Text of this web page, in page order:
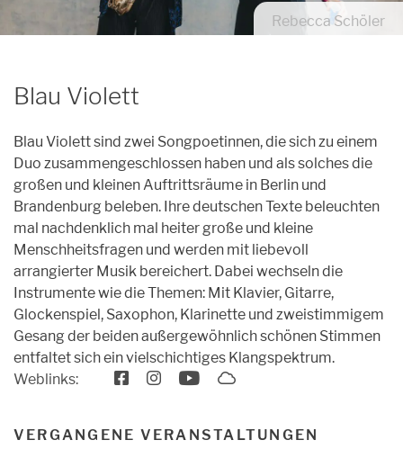
Unpluggedival Fête 2026
Übersicht
Caroussel
Kontakt
Förderung
Orte
Künstler*innen
Anmeldungen
Rebecca Schöler
Blau Violett
Blau Violett sind zwei Songpoetinnen, die sich zu einem
Duo zusammengeschlossen haben und als solches die
großen und kleinen Auftrittsräume in Berlin und
Brandenburg beleben. Ihre deutschen Texte beleuchten
mal nachdenklich mal heiter große und kleine
Menschheitsfragen und werden mit liebevoll
arrangierter Musik bereichert. Dabei wechseln die
Instrumente wie die Themen: Mit Klavier, Gitarre,
Glockenspiel, Saxophon, Klarinette und zweistimmigem
Gesang der beiden außergewöhnlich schönen Stimmen
entfaltet sich ein vielschichtiges Klangspektrum.
Weblinks:
VERGANGENE VERANSTALTUNGEN